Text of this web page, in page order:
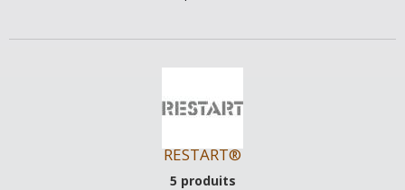
RESTART®
5 produits